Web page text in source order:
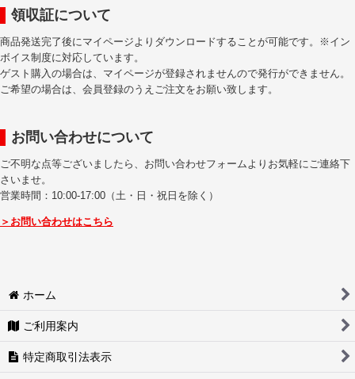
領収証について
商品発送完了後にマイページよりダウンロードすることが可能です。※イン
ボイス制度に対応しています。
ゲスト購入の場合は、マイページが登録されませんので発行ができません。
ご希望の場合は、会員登録のうえご注文をお願い致します。
お問い合わせについて
ご不明な点等ございましたら、お問い合わせフォームよりお気軽にご連絡下
さいませ。
営業時間：10:00-17:00（土・日・祝日を除く）
＞お問い合わせはこちら
ホーム
ご利用案内
特定商取引法表示